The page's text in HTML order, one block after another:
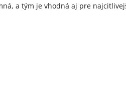
a tým je vhodná aj pre